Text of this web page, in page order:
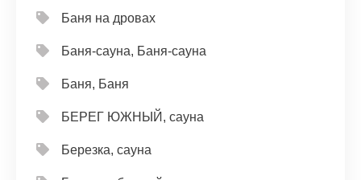
Баня на дровах
Баня-сауна, Баня-сауна
Баня, Баня
БЕРЕГ ЮЖНЫЙ, сауна
Березка, сауна